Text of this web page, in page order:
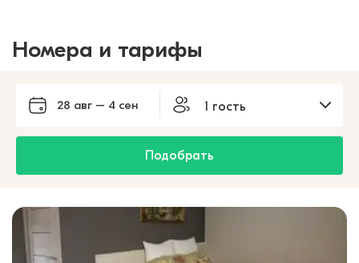
Номера и тарифы
28 авг – 4 сен 1 гость
Подобрать